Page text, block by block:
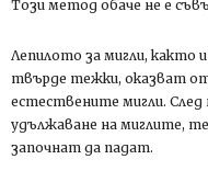
Този метод обаче не е
Лепилото за мигли, както
твърде тежки, оказват
естествените мигли. След
удължаване на миглите,
започнат да падат.